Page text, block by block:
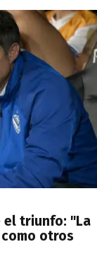
el triunfo: "La
otros